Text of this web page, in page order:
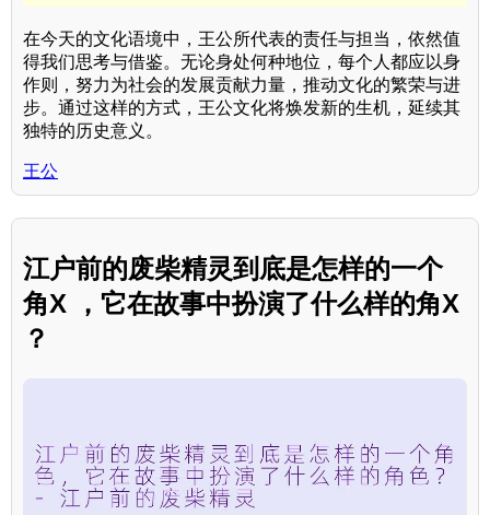
在今天的文化语境中，王公所代表的责任与担当，依然值
得我们思考与借鉴。无论身处何种地位，每个人都应以身
作则，努力为社会的发展贡献力量，推动文化的繁荣与进
步。通过这样的方式，王公文化将焕发新的生机，延续其
独特的历史意义。
王公
江户前的废柴精灵到底是怎样的一个
角X ，它在故事中扮演了什么样的角X
？